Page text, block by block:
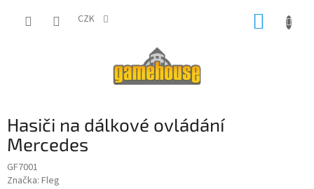
CZK
Hasiči na dálkové ovládání
Mercedes
GF7001
Značka: Fleg